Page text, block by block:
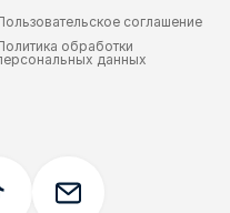
соглашение
обработки
данных